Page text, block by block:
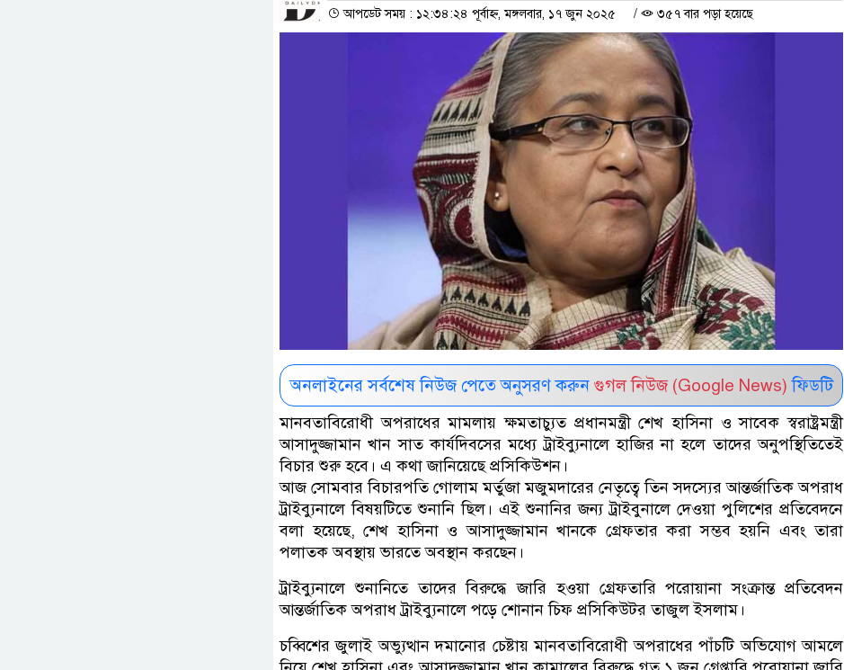
আপডেট সময় : ১২:৩৪:২৪ পূর্বাহ্ন, মঙ্গলবার, ১৭ জুন ২০২৫ / ৩৫৭ বার পড়া হয়েছে
অনলাইনের সর্বশেষ নিউজ পেতে অনুসরণ করুন গুগল নিউজ (Google News) ফিডটি
মানবতাবিরোধী অপরাধের মামলায় ক্ষমতাচ্যুত প্রধানমন্ত্রী শেখ হাসিনা ও সাবেক স্বরাষ্ট্রমন্ত্রী
আসাদুজ্জামান খান সাত কার্যদিবসের মধ্যে ট্রাইব্যুনালে হাজির না হলে তাদের অনুপস্থিতিতেই
বিচার শুরু হবে। এ কথা জানিয়েছে প্রসিকিউশন।
আজ সোমবার বিচারপতি গোলাম মর্তুজা মজুমদারের নেতৃত্বে তিন সদস্যের আন্তর্জাতিক অপরাধ
ট্রাইব্যুনালে বিষয়টিতে শুনানি ছিল। এই শুনানির জন্য ট্রাইবুনালে দেওয়া পুলিশের প্রতিবেদনে
বলা হয়েছে, শেখ হাসিনা ও আসাদুজ্জামান খানকে গ্রেফতার করা সম্ভব হয়নি এবং তারা
পলাতক অবস্থায় ভারতে অবস্থান করছেন।
ট্রাইব্যুনালে শুনানিতে তাদের বিরুদ্ধে জারি হওয়া গ্রেফতারি পরোয়ানা সংক্রান্ত প্রতিবেদন
আন্তর্জাতিক অপরাধ ট্রাইব্যুনালে পড়ে শোনান চিফ প্রসিকিউটর তাজুল ইসলাম।
চব্বিশের জুলাই অভ্যুত্থান দমানোর চেষ্টায় মানবতাবিরোধী অপরাধের পাঁচটি অভিযোগ আমলে